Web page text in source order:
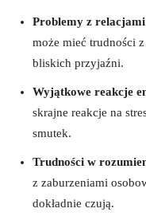
Problemy z
może mieć trudności
bliskich przyjaźni.
Wyjątkowe reakcje
skrajne reakcje na⁣
smutek.
Trudności w
z zaburzeniami
dokładnie czują.